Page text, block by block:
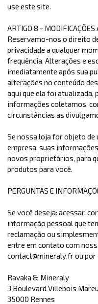
use este site.
ARTIGO 8 - MODIFICAÇÕES
Reservamo-nos o direito
privacidade a qualquer
frequência. Alterações e
imediatamente após sua
alterações no conteúdo
aqui que ela foi atualizada,
informações coletamos,
circunstâncias as
Se nossa loja for objeto de
empresa, suas
novos proprietários, para
produtos para você.
PERGUNTAS E
Se você deseja: acessar,
informação pessoal que
reclamação ou
entre em contato com
contact@mineraly.fr ou
Ravaka & Mineraly
3 Boulevard Villebois
35000 Rennes